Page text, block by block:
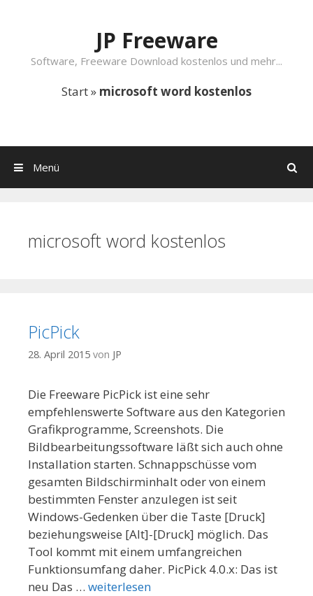
JP Freeware
Software, Freeware Download kostenlos und mehr...
Start» microsoft word kostenlos
Suchen
Menü
microsoft word kostenlos
PicPick
28. April 2015 von JP
Die Freeware PicPick ist eine sehr
empfehlenswerte Software aus den Kategorien
Grafikprogramme, Screenshots. Die
Bildbearbeitungssoftware läßt sich auch ohne
Installation starten. Schnappschüsse vom
gesamten Bildschirminhalt oder von einem
bestimmten Fenster anzulegen ist seit
Windows-Gedenken über die Taste [Druck]
beziehungsweise [Alt]-[Druck] möglich. Das
Tool kommt mit einem umfangreichen
Funktionsumfang daher. PicPick 4.0.x: Das ist
neu Das … weiterlesen